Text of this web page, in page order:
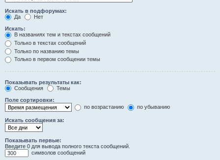
Искать в подфорумах:
Да
Нет
Искать:
В названиях тем и текстах сообщений
Только в текстах сообщений
Только по названию темы
Только в первом сообщении темы
Показывать результаты как:
Сообщения
Темы
Поле сортировки:
по возрастанию
по убыванию
Искать сообщения за:
Показывать первые:
Введите 0 для вывода полного текста сообщений.
символов сообщений